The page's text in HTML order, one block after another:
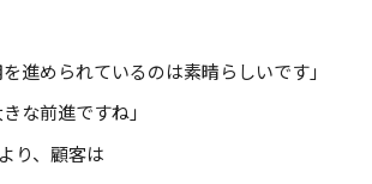
を進められているのは素晴らしいです」
な前進ですね」
り、顧客は